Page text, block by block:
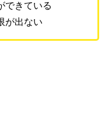
できている
が出ない